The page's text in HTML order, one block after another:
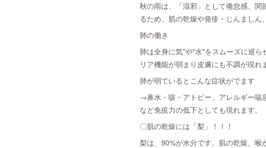
秋の雨は、「湿邪」として倦怠感、
るため、肌の乾燥や発疹・じんましん
肺の働き
肺は全身に気"や"水"をスムーズに巡
リア機能が弱まり皮膚にも不調が現れ
肺が弱ているとこんな症状がでます
→鼻水・咳・アトピー、アレルギー喘
など免疫力の低下としても現れます。
〇肌の乾燥には「梨」！！！
梨は、90%が水分です。肌の乾燥、喉